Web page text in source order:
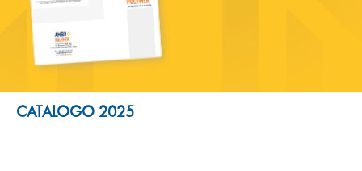
CATALOGO 2025